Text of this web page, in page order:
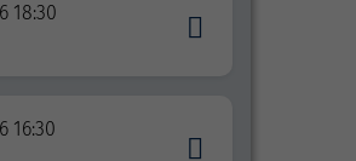
18:30
16:30